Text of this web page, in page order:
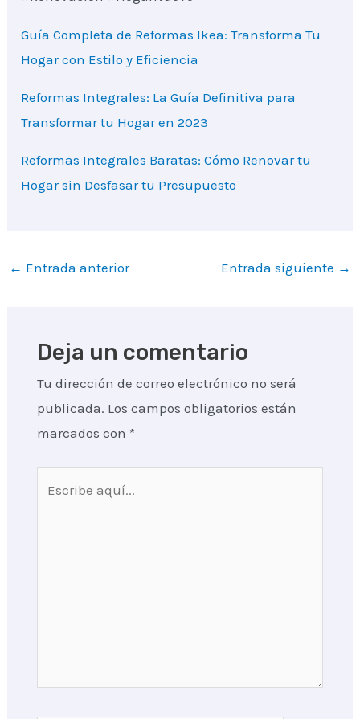
Guía Completa de Reformas Ikea: Transforma Tu
Hogar con Estilo y Eficiencia
Reformas Integrales: La Guía Definitiva para
Transformar tu Hogar en 2023
Reformas Integrales Baratas: Cómo Renovar tu
Hogar sin Desfasar tu Presupuesto
Navegación
← Entrada anterior Entrada siguiente →
Deja un comentario
Tu dirección de correo electrónico no será
publicada. Los campos obligatorios están
marcados con *